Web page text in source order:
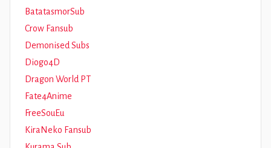
BatatasmorSub
Crow Fansub
Demonised Subs
Diogo4D
Dragon World PT
Fate4Anime
FreeSouEu
KiraNeko Fansub